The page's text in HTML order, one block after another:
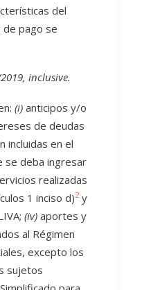
del
de pago se
inclusive.
(i) anticipos y/o
de deudas
incluidas en el
se deba ingresar
realizadas
1 inciso d)2y
(iv) aportes y
al Régimen
excepto los
sujetos